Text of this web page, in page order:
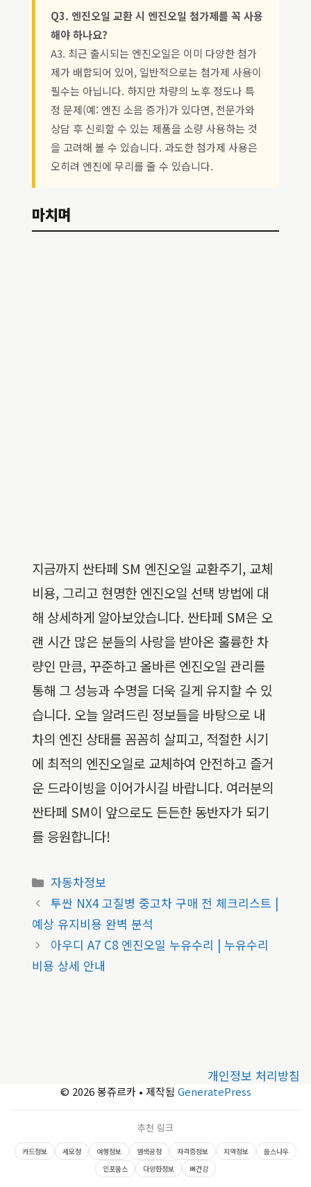
Q3. 엔진오일 교환 시 엔진오일 첨가제를 꼭 사용
해야 하나요?
A3. 최근 출시되는 엔진오일은 이미 다양한 첨가
제가 배합되어 있어, 일반적으로는 첨가제 사용이
필수는 아닙니다. 하지만 차량의 노후 정도나 특
정 문제(예: 엔진 소음 증가)가 있다면, 전문가와
상담 후 신뢰할 수 있는 제품을 소량 사용하는 것
을 고려해 볼 수 있습니다. 과도한 첨가제 사용은
오히려 엔진에 무리를 줄 수 있습니다.
마치며
지금까지 싼타페 SM 엔진오일 교환주기, 교체
비용, 그리고 현명한 엔진오일 선택 방법에 대
해 상세하게 알아보았습니다. 싼타페 SM은 오
랜 시간 많은 분들의 사랑을 받아온 훌륭한 차
량인 만큼, 꾸준하고 올바른 엔진오일 관리를
통해 그 성능과 수명을 더욱 길게 유지할 수 있
습니다. 오늘 알려드린 정보들을 바탕으로 내
차의 엔진 상태를 꼼꼼히 살피고, 적절한 시기
에 최적의 엔진오일로 교체하여 안전하고 즐거
운 드라이빙을 이어가시길 바랍니다. 여러분의
싼타페 SM이 앞으로도 든든한 동반자가 되기
를 응원합니다!
카
테
고
리
자동차정보
투싼 NX4 고질병 중고차 구매 전 체크리스트 |
예상 유지비용 완벽 분석
아우디 A7 C8 엔진오일 누유수리 | 누유수리
비용 상세 안내
개인정보 처리방침
© 2026 봉쥬르카• 제작됨 GeneratePress
추천 링크
카드정보 세모정 여행정보 염색공정 자격증정보 지역정보
웁스나우
인포웁스
다양한정보 뼈건강